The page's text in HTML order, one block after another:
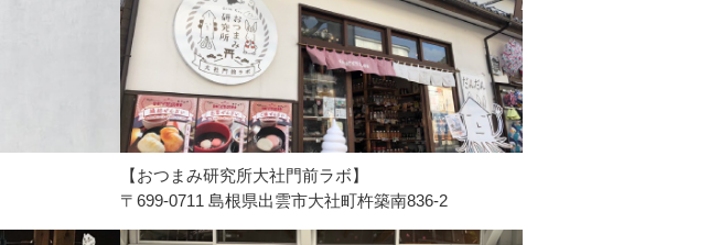
【おつまみ研究所大社門前ラボ】
〒699-0711 島根県出雲市大社町杵築南836-2